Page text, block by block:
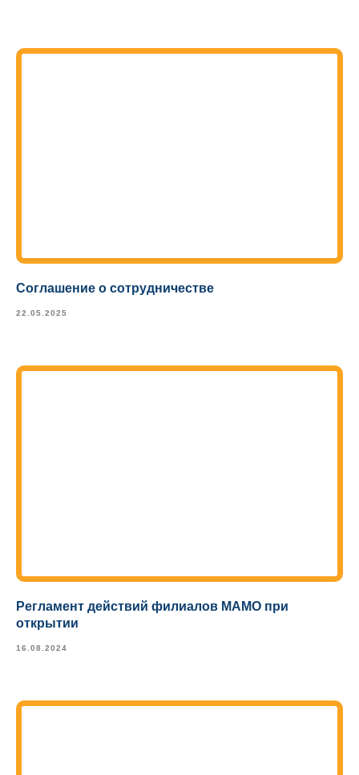
Соглашение о сотрудничестве
22.05.2025
Регламент действий филиалов МАМО при
открытии
16.08.2024